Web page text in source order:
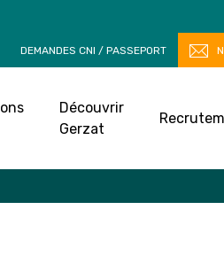
DEMANDES CNI / PASSEPORT
Découvrir
Gerzat